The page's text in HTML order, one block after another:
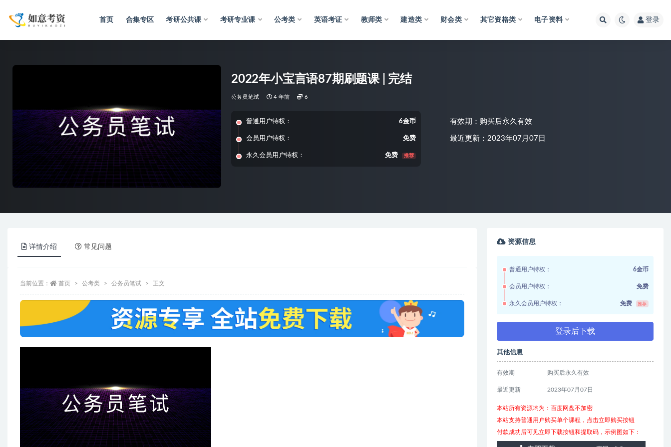
首页 合集专区 考研公共课 考研专业课 公考类 英语考证 教师类 建造类 财会类 其它资格类 电子资料 登录
2022年小宝言语87期刷题课 | 完结
公务员笔试 4 年前 6
普通用户特权： 6金币
会员用户特权： 免费
永久会员用户特权： 免费 推荐
有效期：购买后永久有效
最近更新：2023年07月07日
详情介绍 常见问题
当前位置： 首页 公考类 公务员笔试 正文
资源信息
普通用户特权： 6金币
会员用户特权： 免费
永久会员用户特权： 免费 推荐
登录后下载
其他信息
有效期 购买后永久有效
最近更新 2023年07月07日
本站所有资源均为：百度网盘不加密
本站支持普通用户购买单个课程，点击立即购买按钮
付款成功后可见立即下载按钮和提取码，示例图如下：